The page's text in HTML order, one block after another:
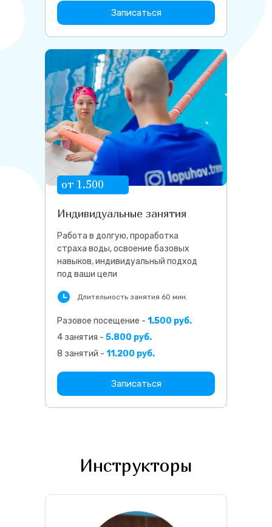
Записаться
от 1.500
Индивидуальные занятия
Работа в долгую, проработка
страха воды, освоение базовых
навыков, индивидуальный подход
под ваши цели
Длительность занятия 60 мин.
Разовое посещение - 1.500 руб.
4 занятия - 5.800 руб.
8 занятий - 11.200 руб.
Записаться
Инструкторы